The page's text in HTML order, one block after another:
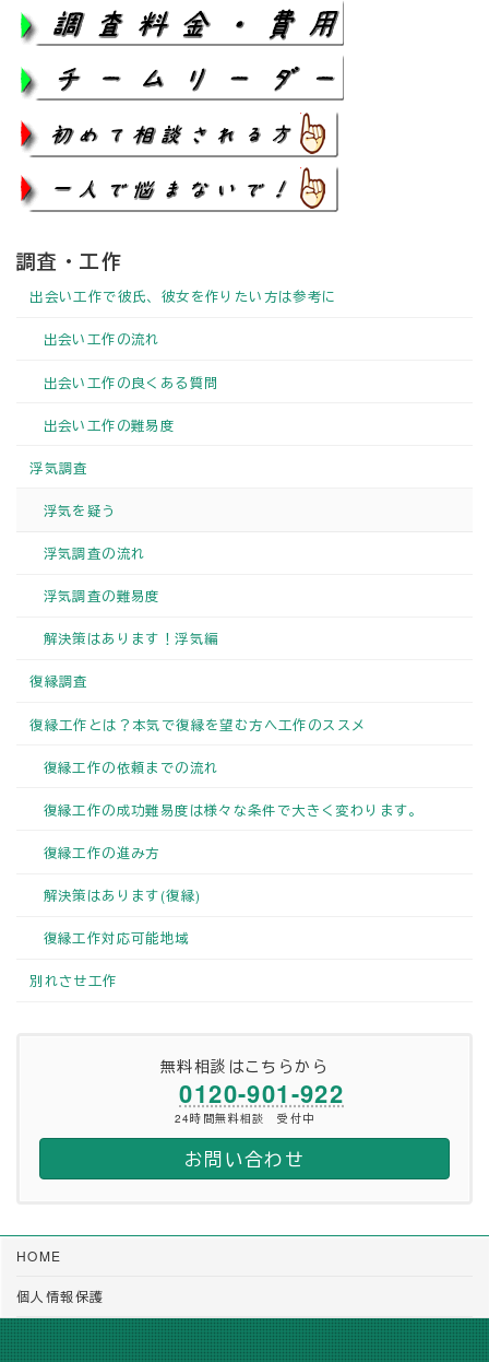
調査・工作
出会い工作で彼氏、彼女を作りたい方は参考に
出会い工作の流れ
出会い工作の良くある質問
出会い工作の難易度
浮気調査
浮気を疑う
浮気調査の流れ
浮気調査の難易度
解決策はあります！浮気編
復縁調査
復縁工作とは？本気で復縁を望む方へ工作のススメ
復縁工作の依頼までの流れ
復縁工作の成功難易度は様々な条件で大きく変わります。
復縁工作の進み方
解決策はあります(復縁)
復縁工作対応可能地域
別れさせ工作
無料相談はこちらから
0120-901-922
24時間無料相談 受付中
お問い合わせ
HOME
個人情報保護